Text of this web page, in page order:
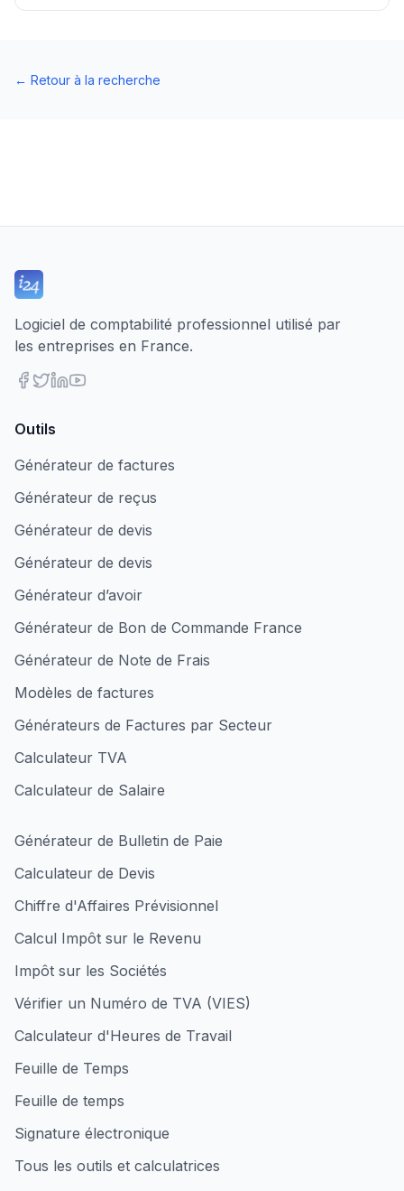
← Retour à la recherche
Logiciel de comptabilité professionnel utilisé par
les entreprises en France.
Outils
Générateur de factures
Générateur de reçus
Générateur de devis
Générateur de devis
Générateur d’avoir
Générateur de Bon de Commande France
Générateur de Note de Frais
Modèles de factures
Générateurs de Factures par Secteur
Calculateur TVA
Calculateur de Salaire
Générateur de Bulletin de Paie
Calculateur de Devis
Chiffre d'Affaires Prévisionnel
Calcul Impôt sur le Revenu
Impôt sur les Sociétés
Vérifier un Numéro de TVA (VIES)
Calculateur d'Heures de Travail
Feuille de Temps
Feuille de temps
Signature électronique
Tous les outils et calculatrices